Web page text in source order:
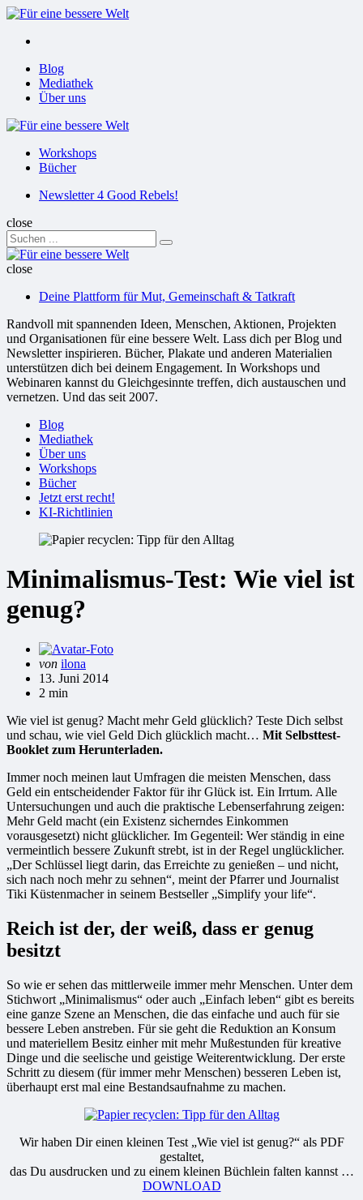
Menu
Menu
Blog
Mediathek
Über uns
Für
Workshops
Bücher
SuchenNewsletter 4 Good Rebels!
close
Search
for:
Suchen
Für
Welt
close
Deine Plattform für Mut, Gemeinschaft & Tatkraft
Randvoll mit spannenden Ideen, Menschen, Aktionen, Projekten
und Organisationen für eine bessere Welt. Lass dich per Blog und
Newsletter inspirieren. Bücher, Plakate und anderen Materialien
unterstützen dich bei deinem Engagement. In Workshops und
Webinaren kannst du Gleichgesinnte treffen, dich austauschen und
vernetzen. Und das seit 2007.
Blog
Mediathek
Über uns
Workshops
Bücher
Jetzt erst recht!
KI-Richtlinien
Minimalismus-Test: Wie viel ist
genug?
Gepostet
von
von ilona
13. Juni 2014
2 min
Wie viel ist genug? Macht mehr Geld glücklich? Teste Dich selbst
und schau, wie viel Geld Dich glücklich macht… Mit Selbsttest-
Booklet zum Herunterladen.
Immer noch meinen laut Umfragen die meisten Menschen, dass
Geld ein entscheidender Faktor für ihr Glück ist. Ein Irrtum. Alle
Untersuchungen und auch die praktische Lebenserfahrung zeigen:
Mehr Geld macht (ein Existenz sicherndes Einkommen
vorausgesetzt) nicht glücklicher. Im Gegenteil: Wer ständig in eine
vermeintlich bessere Zukunft strebt, ist in der Regel unglücklicher.
„Der Schlüssel liegt darin, das Erreichte zu genießen – und nicht,
sich nach noch mehr zu sehnen“, meint der Pfarrer und Journalist
Tiki Küstenmacher in seinem Bestseller „Simplify your life“.
Reich ist der, der weiß, dass er genug
besitzt
So wie er sehen das mittlerweile immer mehr Menschen. Unter dem
Stichwort „Minimalismus“ oder auch „Einfach leben“ gibt es bereits
eine ganze Szene an Menschen, die das einfache und auch für sie
bessere Leben anstreben. Für sie geht die Reduktion an Konsum
und materiellem Besitz einher mit mehr Mußestunden für kreative
Dinge und die seelische und geistige Weiterentwicklung. Der erste
Schritt zu diesem (für immer mehr Menschen) besseren Leben ist,
überhaupt erst mal eine Bestandsaufnahme zu machen.
Wir haben Dir einen kleinen Test „Wie viel ist genug?“ als PDF
gestaltet,
das Du ausdrucken und zu einem kleinen Büchlein falten kannst …
DOWNLOAD